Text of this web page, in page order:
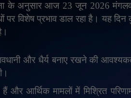
के अनुसार आज 23 जून 2026
विशेष प्रभाव डाल रहा है। यह दिन
और धैर्य बनाए रखने की
हैं और आर्थिक मामलों में मिश्रित